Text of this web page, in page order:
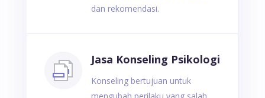
dan rekomendasi.
Jasa Konseling Psikologi
Konseling bertujuan untuk